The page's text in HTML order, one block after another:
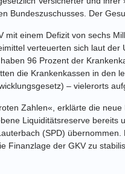
Bundeszuschusses. Der
mit einem Defizit von sechs
verteuerten sich laut
96 Prozent der
die Krankenkassen in den
– vielerorts
Zahlen«, erklärte die
Liquiditätsreserve bereits
(SPD)
Finanzlage der GKV zu